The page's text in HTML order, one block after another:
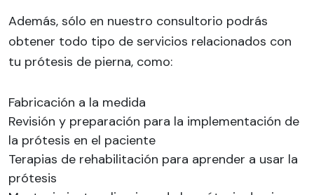
Además, sólo en nuestro consultorio podrás
obtener todo tipo de servicios relacionados con
tu prótesis de pierna, como:
Fabricación a la medida
Revisión y preparación para la implementación de
la prótesis en el paciente
Terapias de rehabilitación para aprender a usar la
prótesis